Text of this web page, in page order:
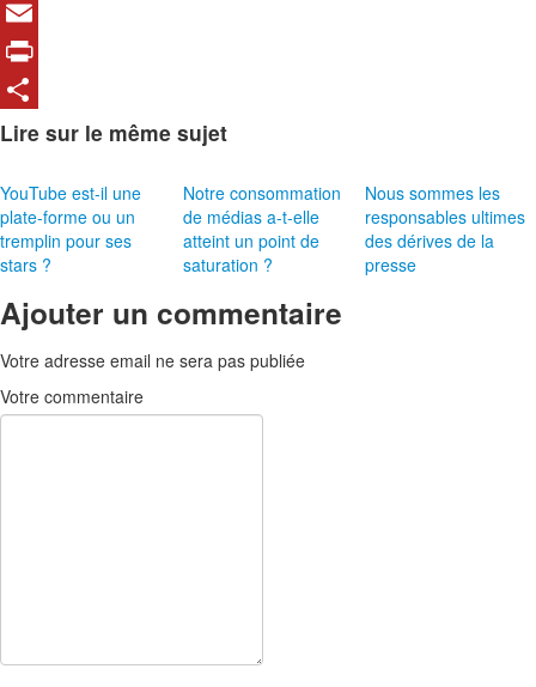
Facebook
Email
Print
Share
Lire sur le même sujet
YouTube est-il une
plate-forme ou un
tremplin pour ses
stars ?
Notre consommation
de médias a-t-elle
atteint un point de
saturation ?
Nous sommes les
responsables ultimes
des dérives de la
presse
Ajouter un commentaire
Votre adresse email ne sera pas publiée
Votre commentaire